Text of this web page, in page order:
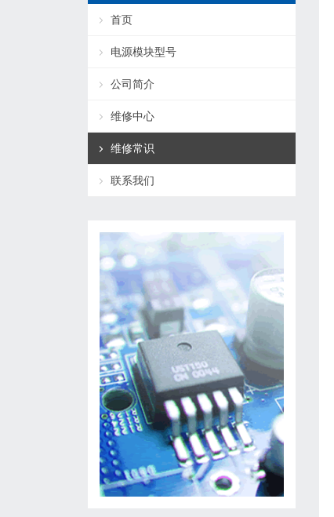
首页
电源模块型号
公司简介
维修中心
维修常识
联系我们